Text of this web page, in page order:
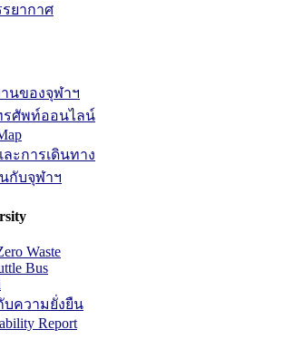
ยากาศ
นของจุฬาฯ
รศัพท์ออนไลน์
ะการเดินทาง
กับจุฬาฯ
Waste
Bus
บความยั่งยืน
Report